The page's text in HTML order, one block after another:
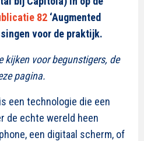
82 ‘Augmented
voor de praktijk.
kijken voor begunstigers, de
pagina.
een technologie die een
de echte wereld heen
een digitaal scherm, of